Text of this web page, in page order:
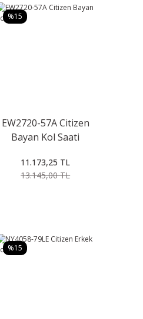
%15
EW2720-57A Citizen
Bayan Kol Saati
11.173,25 TL
13.145,00 TL
%15